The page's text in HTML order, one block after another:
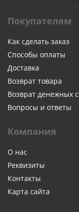
Покупателям
Как сделать заказ
Способы оплаты
Доставка
Возврат товара
Возврат денежных
Вопросы и ответы
Компания
О нас
Реквизиты
Контакты
Карта сайта